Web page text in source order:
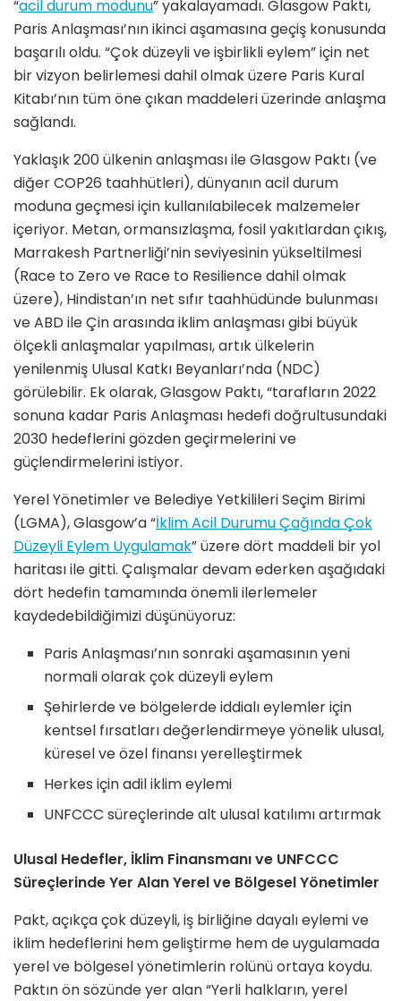
“acil durum modunu” yakalayamadı. Glasgow Paktı,
Paris Anlaşması’nın ikinci aşamasına geçiş konusunda
başarılı oldu. “Çok düzeyli ve işbirlikli eylem” için net
bir vizyon belirlemesi dahil olmak üzere Paris Kural
Kitabı’nın tüm öne çıkan maddeleri üzerinde anlaşma
sağlandı.
Yaklaşık 200 ülkenin anlaşması ile Glasgow Paktı (ve
diğer COP26 taahhütleri), dünyanın acil durum
moduna geçmesi için kullanılabilecek malzemeler
içeriyor. Metan, ormansızlaşma, fosil yakıtlardan çıkış,
Marrakesh Partnerliği’nin seviyesinin yükseltilmesi
(Race to Zero ve Race to Resilience dahil olmak
üzere), Hindistan’ın net sıfır taahhüdünde bulunması
ve ABD ile Çin arasında iklim anlaşması gibi büyük
ölçekli anlaşmalar yapılması, artık ülkelerin
yenilenmiş Ulusal Katkı Beyanları’nda (NDC)
görülebilir. Ek olarak, Glasgow Paktı, “tarafların 2022
sonuna kadar Paris Anlaşması hedefi doğrultusundaki
2030 hedeflerini gözden geçirmelerini ve
güçlendirmelerini istiyor.
Yerel Yönetimler ve Belediye Yetkilileri Seçim Birimi
(LGMA), Glasgow’a “İklim Acil Durumu Çağında Çok
Düzeyli Eylem Uygulamak” üzere dört maddeli bir yol
haritası ile gitti. Çalışmalar devam ederken aşağıdaki
dört hedefin tamamında önemli ilerlemeler
kaydedebildiğimizi düşünüyoruz:
Paris Anlaşması’nın sonraki aşamasının yeni
normali olarak çok düzeyli eylem
Şehirlerde ve bölgelerde iddialı eylemler için
kentsel fırsatları değerlendirmeye yönelik ulusal,
küresel ve özel finansı yerelleştirmek
Herkes için adil iklim eylemi
UNFCCC süreçlerinde alt ulusal katılımı artırmak
Ulusal Hedefler, İklim Finansmanı ve UNFCCC
Süreçlerinde Yer Alan Yerel ve Bölgesel Yönetimler
Pakt, açıkça çok düzeyli, iş birliğine dayalı eylemi ve
iklim hedeflerini hem geliştirme hem de uygulamada
yerel ve bölgesel yönetimlerin rolünü ortaya koydu.
Paktın ön sözünde yer alan “Yerli halkların, yerel